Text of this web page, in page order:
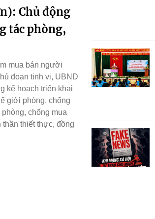
Chủ động
tác phòng,
mua bán người
đoạn tinh vi, UBND
kế hoạch triển khai
giới phòng, chống
chống mua
thiết thực, đồng